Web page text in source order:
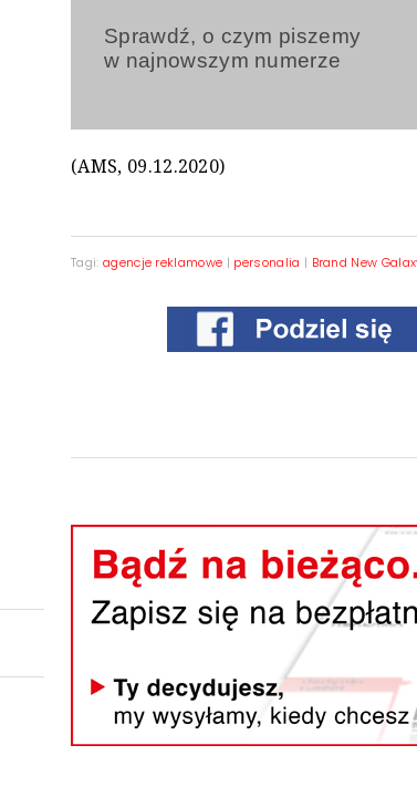
Sprawdź, o czym piszemy
w najnowszym numerze
(AMS, 09.12.2020)
Tagi: agencje reklamowe | personalia | Brand New